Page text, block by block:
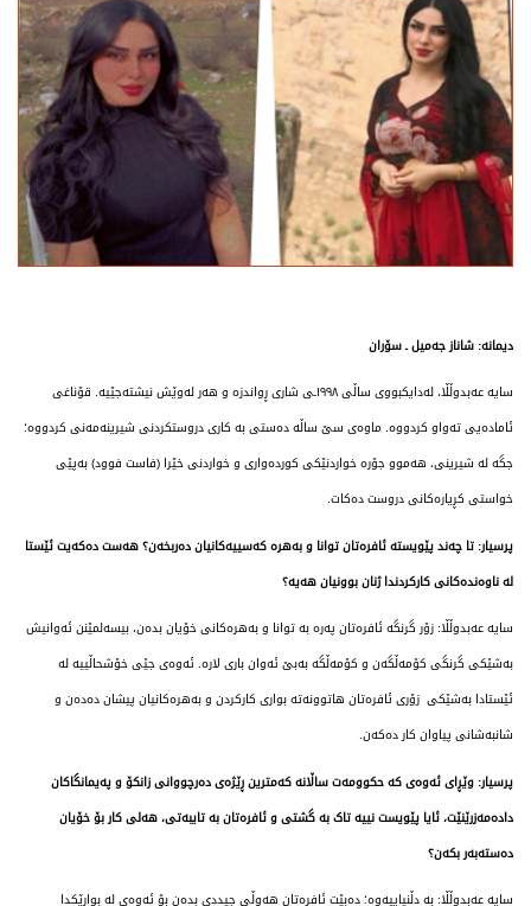
دیمانە: شاناز جەمیل ـ سۆران
سایە عەبدوڵڵا، لەدایکبووی ساڵی ١٩٩٨ـی شاری ڕواندزە و هەر لەوێش نیشتەجێیە. قۆناغی
ئامادەیی تەواو کردووە. ماوەی سێ ساڵە دەستی بە کاری دروستکردنی شیرینەمەنی کردووە؛
جگە لە شیرینی، هەموو جۆرە خواردنێکی کوردەواری و خواردنی خێرا (فاست فوود) بەپێی
خواستی کڕیارەکانی دروست دەکات.
پرسیار: تا چەند پێویستە ئافرەتان توانا و بەهرە کەسییەکانیان دەربخەن؟ هەست دەکەیت ئێستا
لە ناوەندەکانی کارکردندا ژنان بوونیان هەیە؟
سایە عەبدوڵڵا: زۆر گرنگە ئافرەتان پەرە بە توانا و بەهرەکانی خۆیان بدەن، بیسەلمێنن ئەوانیش
بەشێکی گرنگی کۆمەڵگەن و کۆمەڵگە بەبێ ئەوان باری لارە. ئەوەی جێی خۆشحاڵییە لە
ئێستادا بەشێکی زۆری ئافرەتان هاتوونەتە بواری کارکردن و بەهرەکانیان پیشان دەدەن و
شانبەشانی پیاوان کار دەکەن.
پرسیار: وێڕای ئەوەی کە حکوومەت ساڵانە کەمترین ڕێژەی دەرچووانی زانکۆ و پەیمانگاکان
دادەمەزرێنێت، ئایا پێویست نییە تاک بە گشتی و ئافرەتان بە تایبەتی، هەلی کار بۆ خۆیان
دەستەبەر بکەن؟
سایە عەبدوڵڵا: بە دڵنیاییەوە؛ دەبێت ئافرەتان هەوڵی جیددی بدەن بۆ ئەوەی لە بوارێکدا